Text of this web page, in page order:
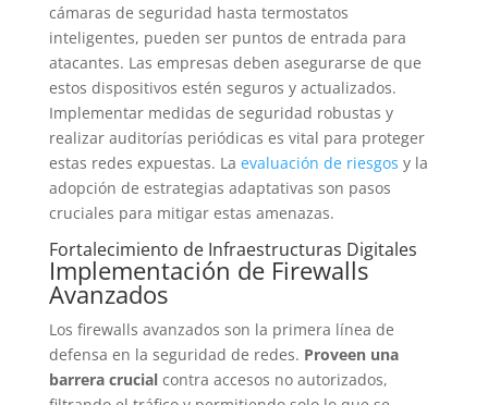
cámaras de seguridad hasta termostatos
inteligentes, pueden ser puntos de entrada para
atacantes. Las empresas deben asegurarse de que
estos dispositivos estén seguros y actualizados.
Implementar medidas de seguridad robustas y
realizar auditorías periódicas es vital para proteger
estas redes expuestas. La evaluación de riesgos y la
adopción de estrategias adaptativas son pasos
cruciales para mitigar estas amenazas.
Fortalecimiento de Infraestructuras Digitales
Implementación de Firewalls
Avanzados
Los firewalls avanzados son la primera línea de
defensa en la seguridad de redes. Proveen una
barrera crucialcontra accesos no autorizados,